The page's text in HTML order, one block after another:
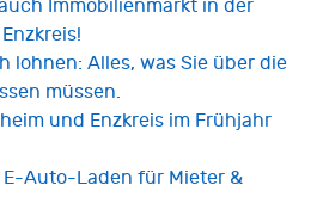
Immobilienmarkt in der
lohnen: Alles, was Sie über die
müssen.
und Enzkreis im Frühjahr
Auto-Laden für Mieter &